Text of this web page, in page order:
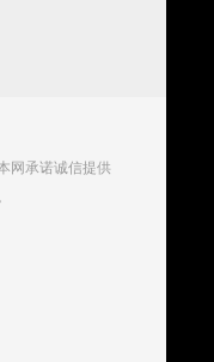
网承诺诚信提供